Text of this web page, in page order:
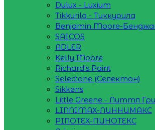
Dulux - Luxium
Tikkurila - Тиккурила
Benjamin Moore-
SAICOS
ADLER
Kelly Moore
Richard's Paint
Selectone (Селектон)
Sikkens
Little Greene - Литтл
LINNIMAX-ЛИННИМАКС
PINOTEX-ПИНОТЕКС